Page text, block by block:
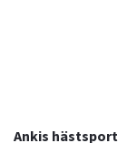
Ankis hästsport